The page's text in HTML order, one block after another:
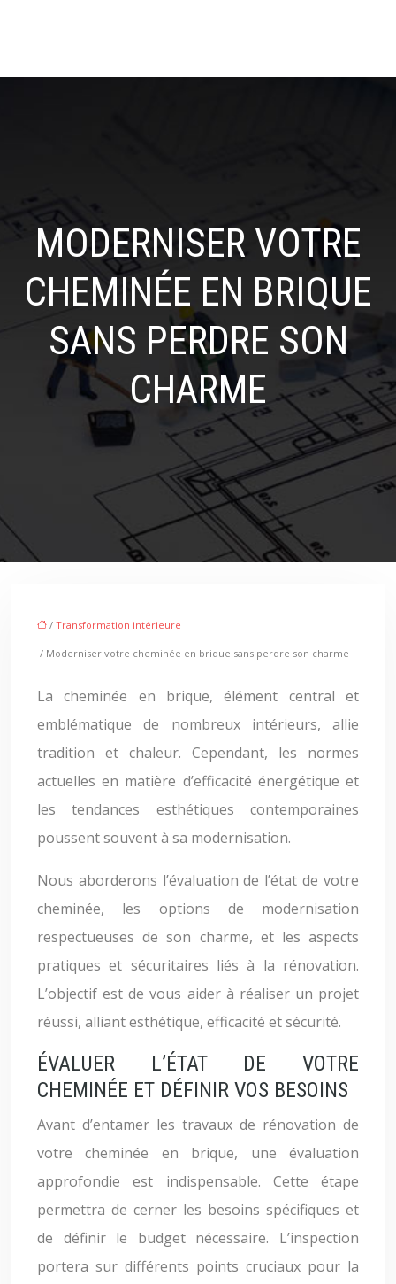
MODERNISER VOTRE
CHEMINÉE EN BRIQUE
SANS PERDRE SON
CHARME
/ Transformation intérieure
/ Moderniser votre cheminée en brique sans perdre son charme
La cheminée en brique, élément central et
emblématique de nombreux intérieurs, allie
tradition et chaleur. Cependant, les normes
actuelles en matière d’efficacité énergétique et
les tendances esthétiques contemporaines
poussent souvent à sa modernisation.
Nous aborderons l’évaluation de l’état de votre
cheminée, les options de modernisation
respectueuses de son charme, et les aspects
pratiques et sécuritaires liés à la rénovation.
L’objectif est de vous aider à réaliser un projet
réussi, alliant esthétique, efficacité et sécurité.
ÉVALUER L’ÉTAT DE VOTRE
CHEMINÉE ET DÉFINIR VOS BESOINS
Avant d’entamer les travaux de rénovation de
votre cheminée en brique, une évaluation
approfondie est indispensable. Cette étape
permettra de cerner les besoins spécifiques et
de définir le budget nécessaire. L’inspection
portera sur différents points cruciaux pour la